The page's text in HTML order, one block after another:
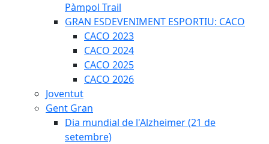
Pàmpol Trail
GRAN ESDEVENIMENT ESPORTIU: CACO
CACO 2023
CACO 2024
CACO 2025
CACO 2026
Joventut
Gent Gran
Dia mundial de l'Alzheimer (21 de
setembre)